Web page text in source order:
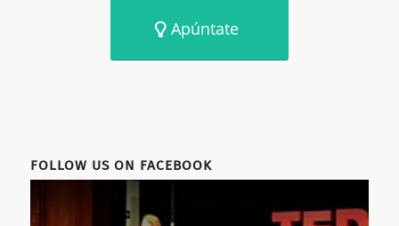
Apúntate
FOLLOW US ON FACEBOOK